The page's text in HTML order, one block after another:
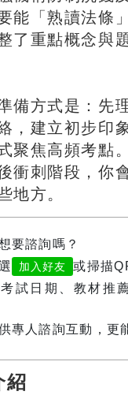
能「熟讀法條
了重點概念與
備方式是：先
，建立初步印
聚焦高頻考點
衝刺階段，你
地方。
要諮詢嗎？
加入好友
或掃描
試日期、教材推
專人諮詢互動，更
紹